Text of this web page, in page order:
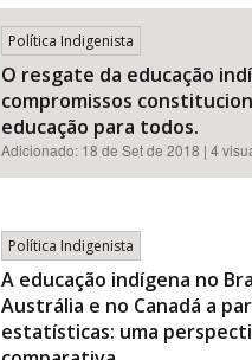
Política Indigenista
O resgate da educação
compromissos
educação para todos.
Adicionado: 18 de Set de 2018 | 4
Política Indigenista
A educação indígena no
Austrália e no Canadá a
estatísticas: uma